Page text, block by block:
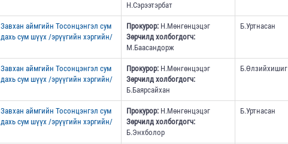
Н.Сэрээтэрбат
Завхан аймгийн Тосонцэнгэл сум
дахь сум шүүх /эрүүгийн хэргийн/
Прокурор:Н.Мөнгөнцэцэг
Зөрчилд холбогдогч:
М.Баасандорж
Б.Уртнасан
Завхан аймгийн Тосонцэнгэл сум
дахь сум шүүх /эрүүгийн хэргийн/
Прокурор:Н.Мөнгөнцэцэг
Зөрчилд холбогдогч:
Б.Баярсайхан
Б.Өлзийхишиг
Завхан аймгийн Тосонцэнгэл сум
дахь сум шүүх /эрүүгийн хэргийн/
Прокурор:Н.Мөнгөнцэцэг
Зөрчилд холбогдогч:
Б.Энхболор
Б.Уртнасан